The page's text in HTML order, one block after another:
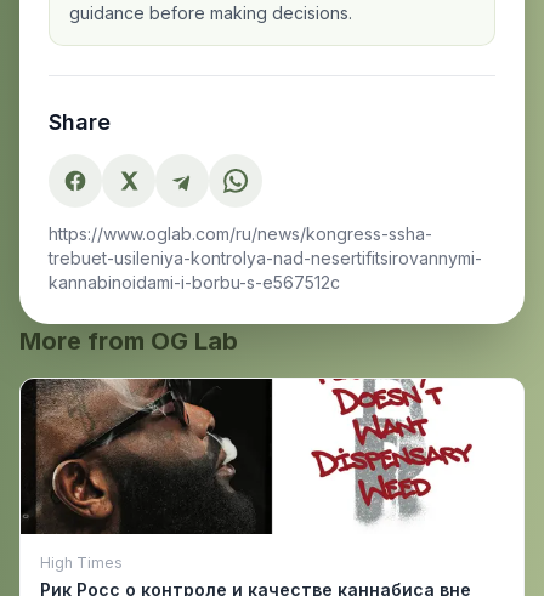
guidance before making decisions.
Share
https://www.oglab.com/ru/news/kongress-ssha-
trebuet-usileniya-kontrolya-nad-nesertifitsirovannymi-
kannabinoidami-i-borbu-s-e567512c
More from OG Lab
High Times
Рик Росс о контроле и качестве каннабиса вне